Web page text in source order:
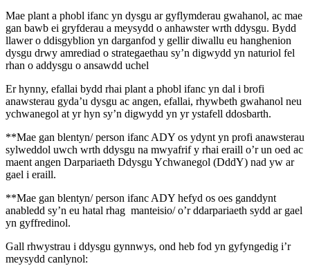
Mae plant a phobl ifanc yn dysgu ar gyflymderau gwahanol, ac mae
gan bawb ei gryfderau a meysydd o anhawster wrth ddysgu. Bydd
llawer o ddisgyblion yn darganfod y gellir diwallu eu hanghenion
dysgu drwy amrediad o strategaethau sy’n digwydd yn naturiol fel
rhan o addysgu o ansawdd uchel
Er hynny, efallai bydd rhai plant a phobl ifanc yn dal i brofi
anawsterau gyda’u dysgu ac angen, efallai, rhywbeth gwahanol neu
ychwanegol at yr hyn sy’n digwydd yn yr ystafell ddosbarth.
**Mae gan blentyn/ person ifanc ADY os ydynt yn profi anawsterau
sylweddol uwch wrth ddysgu na mwyafrif y rhai eraill o’r un oed ac
maent angen Darpariaeth Ddysgu Ychwanegol (DddY) nad yw ar
gael i eraill.
**Mae gan blentyn/ person ifanc ADY hefyd os oes ganddynt
anabledd sy’n eu hatal rhag manteisio/ o’r ddarpariaeth sydd ar gael
yn gyffredinol.
Gall rhwystrau i ddysgu gynnwys, ond heb fod yn gyfyngedig i’r
meysydd canlynol: